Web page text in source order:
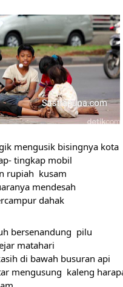
mengusik bisingnya kota
tingkap mobil
rupiah  kusam
mendesah
dahak
bersenandung  pilu
matahari
di bawah busuran api
mengusung  kaleng